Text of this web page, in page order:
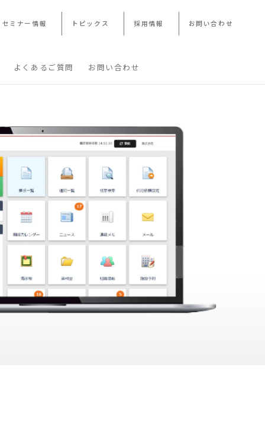
ミナー情報 トピックス 採用情報 お問い合わせ
よくあるご質問 お問い合わせ